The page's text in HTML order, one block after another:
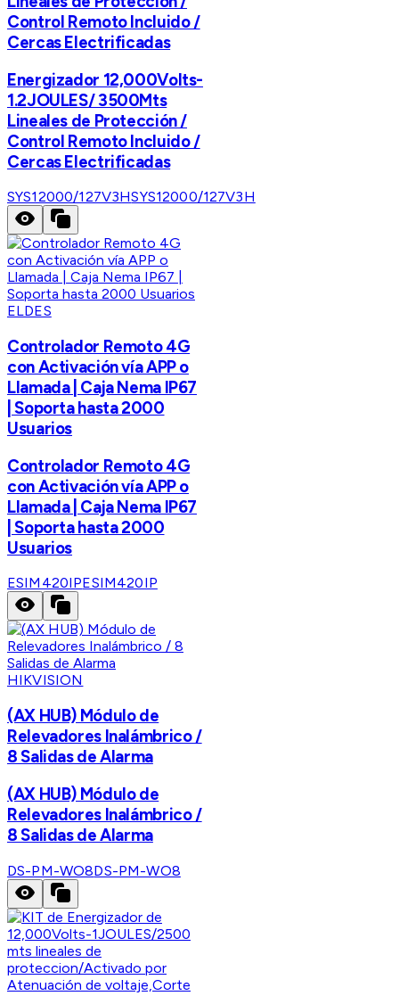
Control Remoto Incluido /
Cercas Electrificadas
Energizador 12,000Volts-
1.2JOULES/ 3500Mts
Lineales de Protección /
Control Remoto Incluido /
Cercas Electrificadas
SYS12000/127V3HSYS12000/127V3H
ELDES
Controlador Remoto 4G
con Activación vía APP o
Llamada | Caja Nema IP67
| Soporta hasta 2000
Usuarios
Controlador Remoto 4G
con Activación vía APP o
Llamada | Caja Nema IP67
| Soporta hasta 2000
Usuarios
ESIM420IPESIM420IP
HIKVISION
(AX HUB) Módulo de
Relevadores Inalámbrico /
8 Salidas de Alarma
(AX HUB) Módulo de
Relevadores Inalámbrico /
8 Salidas de Alarma
DS-PM-WO8DS-PM-WO8